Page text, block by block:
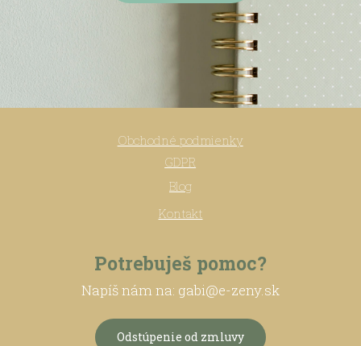
Obchodné podmienky
GDPR
Blog
Kontakt
Potrebuješ pomoc?
Napíš nám na: gabi@e-zeny.sk
Odstúpenie od zmluvy